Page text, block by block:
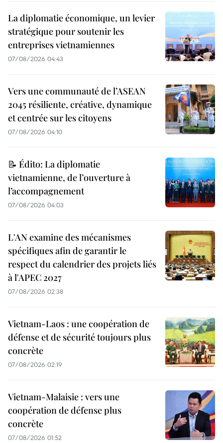
La diplomatie économique, un levier
stratégique pour soutenir les
entreprises vietnamiennes
07/08/2026 04:43
Vers une communauté de l’ASEAN
2045 résiliente, créative, dynamique
et centrée sur les citoyens
07/08/2026 04:10
📝 Édito: La diplomatie
vietnamienne, de l’ouverture à
l’accompagnement
07/08/2026 04:03
L'AN examine des mécanismes
spécifiques afin de garantir le
respect du calendrier des projets liés
à l'APEC 2027
07/08/2026 02:38
Vietnam-Laos : une coopération de
défense et de sécurité toujours plus
concrète
07/08/2026 02:19
Vietnam-Malaisie : vers une
coopération de défense plus
concrète
07/08/2026 01:52